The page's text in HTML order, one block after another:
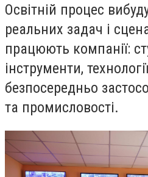
Освітній процес
реальних задач і
працюють компанії:
інструменти,
безпосередньо
та промисловості.